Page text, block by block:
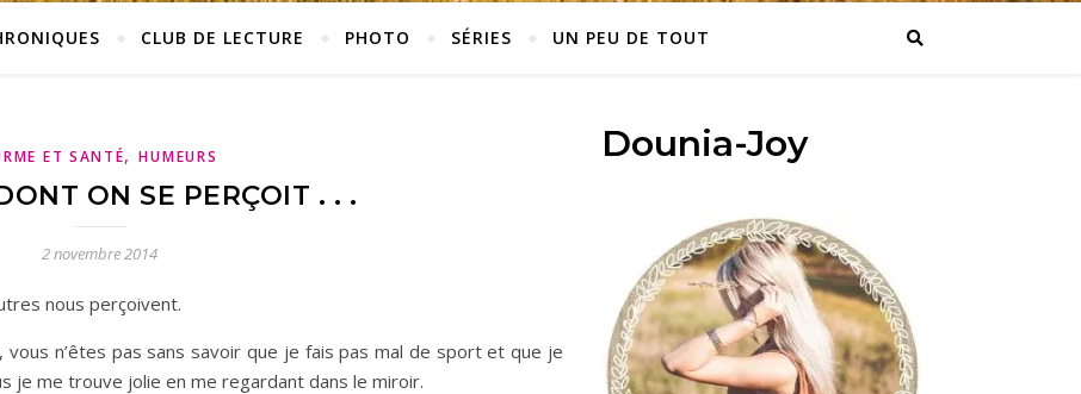
CLUB DE LECTURE PHOTO SÉRIES UN PEU DE TOUT
ET SANTÉ,HUMEURS
ON SE PERÇOIT . . .
2 novembre 2014
nous perçoivent.
n’êtes pas sans savoir que je fais pas mal de sport et que je
je me trouve jolie en me regardant dans le miroir.
Dounia-Joy